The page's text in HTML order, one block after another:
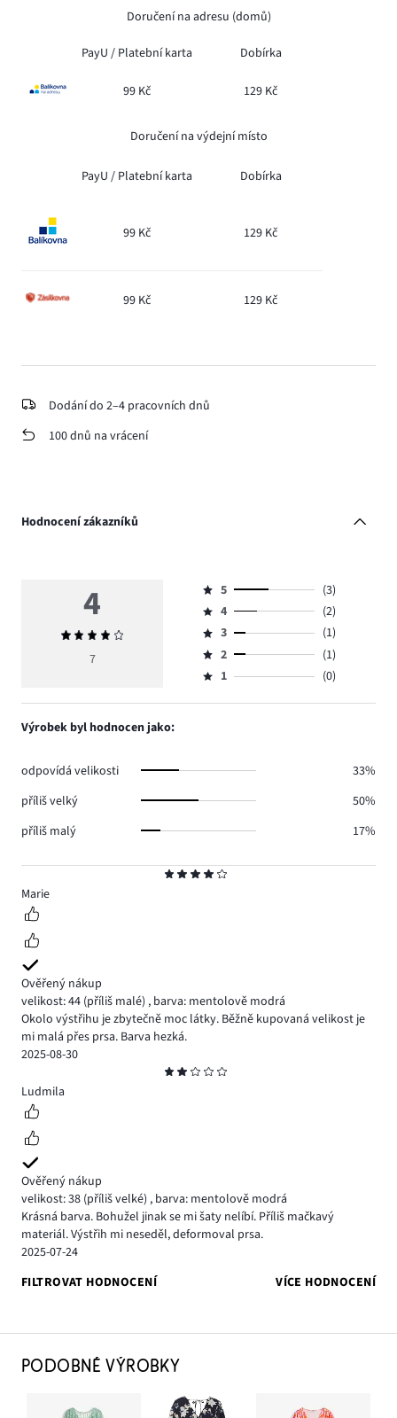
Doručení na adresu (domů)
PayU / Platební karta Dobírka
99 Kč 129 Kč
Doručení na výdejní místo
PayU / Platební karta Dobírka
99 Kč 129 Kč
99 Kč 129 Kč
Dodání do 2–4 pracovních dnů
100 dnů na vrácení
Hodnocení zákazníků
4
Marie
Ověřený nákup
velikost: 44 (příliš malé) , barva: mentolově modrá
Okolo výstřihu je zbytečně moc látky. Běžně kupovaná velikost je
mi malá přes prsa. Barva hezká.
2025-08-30
2Ludmila
Ověřený nákup
velikost: 38 (příliš velké) , barva: mentolově modrá
Krásná barva. Bohužel jinak se mi šaty nelíbí. Příliš mačkavý
materiál. Výstřih mi neseděl, deformoval prsa.
2025-07-24
FILTROVAT HODNOCENÍ
VÍCE HODNOCENÍ
4
Průměrné
hodnocení
7
Hodnocení
5,
počet
hlasů
3.
5
(3)
Hodnocení
4,
počet
hlasů
4
(2)
Hodnocení
3,
počet
3
(1)
Hodnocení
2,
2
(1)
Hodnocení
1,
1 (0)
Výrobek byl hodnocen jako:
odpovídá velikosti
33%
příliš velký
50%
příliš malý
17%
PODOBNÉ VÝROBKY